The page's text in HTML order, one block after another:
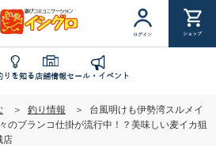
ログイン ショップ
りを知る店舗情報セール・イベント
釣り情報
台風明けも伊勢湾スルメイ
のブランコ仕掛が流行中！？美味しい麦イカ狙
店